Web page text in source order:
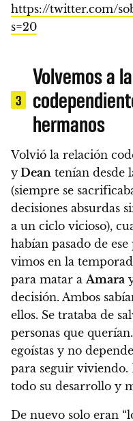
https://twitter.com/
s=20
3
Volvemos a
hermanos
Volvió la relación
y Dean tenían desde
(siempre se
decisiones absurdas
a un ciclo vicioso),
habían pasado de
vimos en la
para matar aAmara
decisión. Ambos
ellos. Se trataba de
personas que
egoístas y no
para seguir viviendo.
todo su desarrollo y
De nuevo solo eran